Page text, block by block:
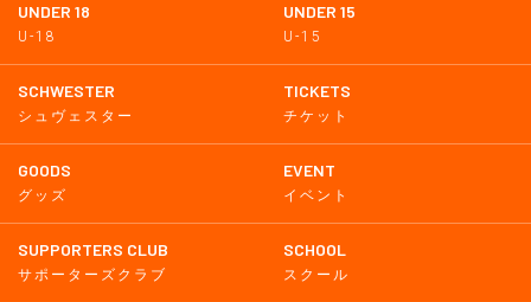
UNDER 18
U-18
UNDER 15
U-15
SCHWESTER
シュヴェスター
TICKETS
チケット
GOODS
グッズ
EVENT
イベント
SUPPORTERS CLUB
サポーターズクラブ
SCHOOL
スクール